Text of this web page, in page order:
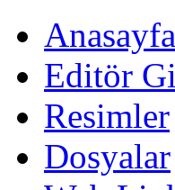
Anasayfa
Editör
Resimler
Dosyalar